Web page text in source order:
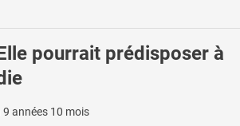
pourrait prédisposer à
9 années 10 mois